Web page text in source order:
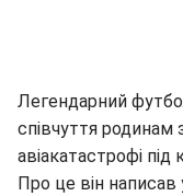
Легендарний
співчуття родинам
авіакатастрофі
Про це він написав